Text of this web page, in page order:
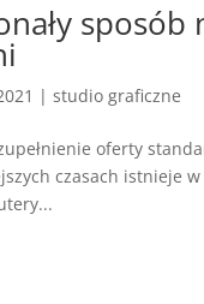
sposób
|studio graficzne
oferty
czasach istnieje